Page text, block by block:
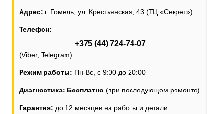
Адрес: г. Гомель, ул. Крестьянская, 43 (ТЦ «Секрет»)
Телефон:
+375 (44) 724-74-07
(Viber, Telegram)
Режим работы: Пн-Вс, с 9:00 до 20:00
Диагностика: Бесплатно (при последующем ремонте)
Гарантия: до 12 месяцев на работы и детали